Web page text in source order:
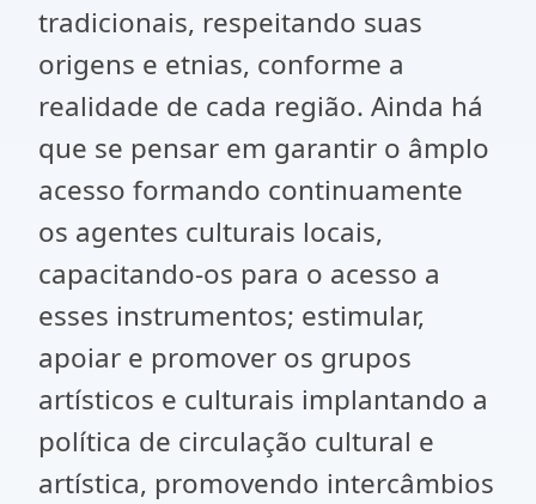
tradicionais, respeitando suas
origens e etnias, conforme a
realidade de cada região. Ainda há
que se pensar em garantir o âmplo
acesso formando continuamente
os agentes culturais locais,
capacitando-os para o acesso a
esses instrumentos; estimular,
apoiar e promover os grupos
artísticos e culturais implantando a
política de circulação cultural e
artística, promovendo intercâmbios